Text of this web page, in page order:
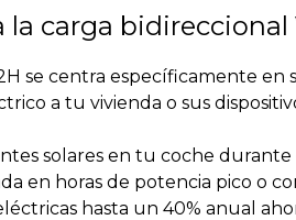
carga bidireccional
se centra específicamente en
a tu vivienda o sus
solares en tu coche durante
en horas de potencia pico o
hasta un 40% anual